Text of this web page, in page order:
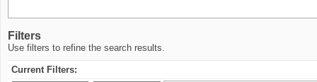
Filters
Use filters to refine the search results.
Current Filters: